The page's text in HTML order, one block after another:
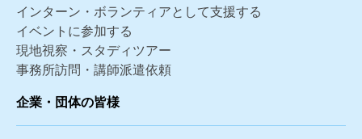
インターン・ボランティアとして支援する
イベントに参加する
現地視察・スタディツアー
事務所訪問・講師派遣依頼
企業・団体の皆様